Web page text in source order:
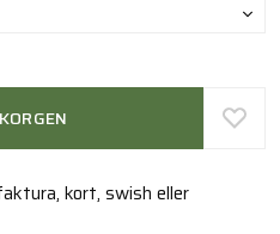
kort, swish eller